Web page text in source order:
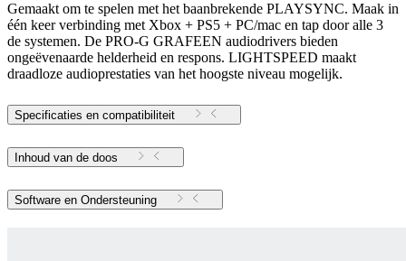
Gemaakt om te spelen met het baanbrekende PLAYSYNC. Maak in
één keer verbinding met Xbox + PS5 + PC/mac en tap door alle 3
de systemen. De PRO-G GRAFEEN audiodrivers bieden
ongeëvenaarde helderheid en respons. LIGHTSPEED maakt
draadloze audioprestaties van het hoogste niveau mogelijk.
Specificaties en compatibiliteit
Inhoud van de doos
Software en Ondersteuning